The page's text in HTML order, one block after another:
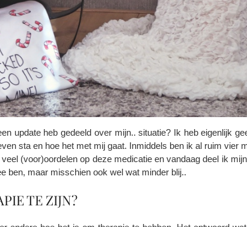
update heb gedeeld over mijn.. situatie? Ik heb eigenlijk
sta en hoe het met mij gaat. Inmiddels ben ik al ruim
(voor)oordelen op deze medicatie en vandaag deel ik
ben, maar misschien ook wel wat minder blij..
TE ZIJN?